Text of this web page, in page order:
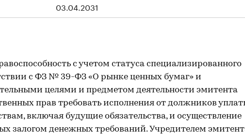
03.04.2031
с учетом статуса специализированного
с ФЗ № 39-ФЗ «О рынке ценных бумаг» и
целями и предметом деятельности эмитента
прав требовать исполнения от должников
включая будущие обязательства, и осуществление
залогом денежных требований. Учредителем